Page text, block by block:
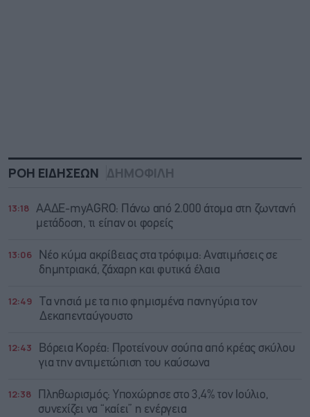
ΡΟΗ ΕΙΔΗΣΕΩΝ ΔΗΜΟΦΙΛΗ
13:18 ΑΑΔΕ-myAGRO: Πάνω από 2.000 άτομα στη ζωντανή
μετάδοση, τι είπαν οι φορείς
13:06
Νέο κύμα ακρίβειας στα τρόφιμα: Ανατιμήσεις σε
δημητριακά, ζάχαρη και φυτικά έλαια
12:49
Τα νησιά με τα πιο φημισμένα πανηγύρια τον
Δεκαπενταύγουστο
12:43
Βόρεια Κορέα: Προτείνουν σούπα από κρέας σκύλου
για την αντιμετώπιση του καύσωνα
12:38
Πληθωρισμός: Υποχώρησε στο 3,4% τον Ιούλιο,
συνεχίζει να “καίει” η ενέργεια